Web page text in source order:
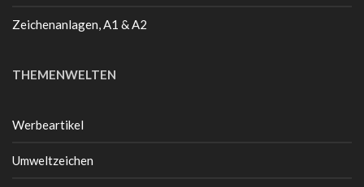
Zeichenanlagen, A1 & A2
THEMENWELTEN
Werbeartikel
Umweltzeichen